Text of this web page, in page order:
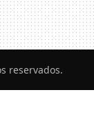
reservados.